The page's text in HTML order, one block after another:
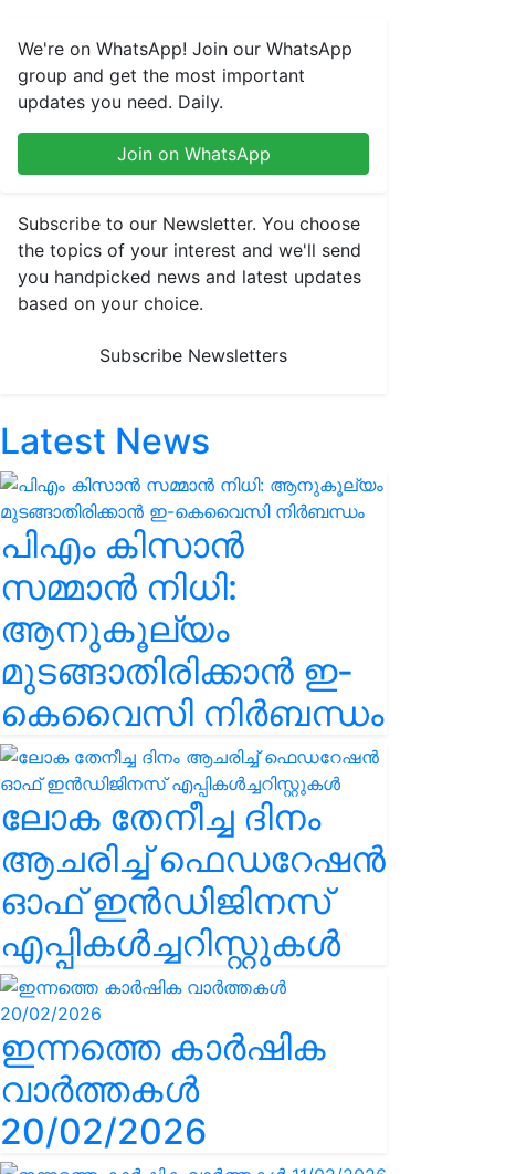
We're on WhatsApp! Join our WhatsApp
group and get the most important
updates you need. Daily.
Join on WhatsApp
Subscribe to our Newsletter. You choose
the topics of your interest and we'll send
you handpicked news and latest updates
based on your choice.
Subscribe Newsletters
Latest News
പിഎം കിസാൻ
സമ്മാൻ നിധി:
ആനുകൂല്യം
മുടങ്ങാതിരിക്കാൻ ഇ-
കെവൈസി നിർബന്ധം
ലോക തേനീച്ച ദിനം
ആചരിച്ച് ഫെഡറേഷൻ
ഓഫ് ഇൻഡിജിനസ്
എപ്പികൾച്ചറിസ്റ്റുകൾ
ഇന്നത്തെ കാർഷിക
വാർത്തകൾ
20/02/2026